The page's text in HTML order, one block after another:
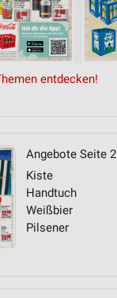
entdecken!
Angebote Seite 2
Kiste
Handtuch
Weißbier
Pilsener